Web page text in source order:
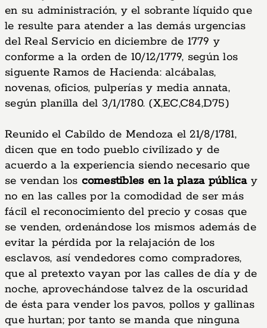
en su administración, y el sobrante líquido que
le resulte para atender a las demás urgencias
del Real Servicio en diciembre de 1779 y
conforme a la orden de 10/12/1779, según los
siguente Ramos de Hacienda: alcábalas,
novenas, oficios, pulperías y media annata,
según planilla del 3/1/1780. (X,EC,C84,D75)
Reunido el Cabildo de Mendoza el 21/8/1781,
dicen que en todo pueblo civilizado y de
acuerdo a la experiencia siendo necesario que
se vendan los comestibles en la plaza públicay
no en las calles por la comodidad de ser más
fácil el reconocimiento del precio y cosas que
se venden, ordenándose los mismos además de
evitar la pérdida por la relajación de los
esclavos, así vendedores como compradores,
que al pretexto vayan por las calles de día y de
noche, aprovechándose talvez de la oscuridad
de ésta para vender los pavos, pollos y gallinas
que hurtan; por tanto se manda que ninguna